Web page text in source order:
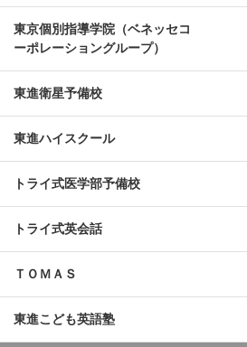
東京個別指導学院（ベネッセコ
ーポレーショングループ）
東進衛星予備校
東進ハイスクール
トライ式医学部予備校
トライ式英会話
ＴＯＭＡＳ
東進こども英語塾